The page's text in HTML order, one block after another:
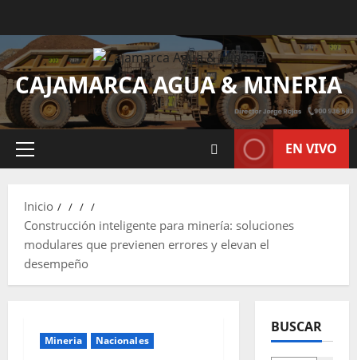
CAJAMARCA AGUA & MINERIA
EN VIVO
Inicio
Construcción inteligente para minería: soluciones
modulares que previenen errores y elevan el
desempeño
Mineria Nacionales
BUSCAR